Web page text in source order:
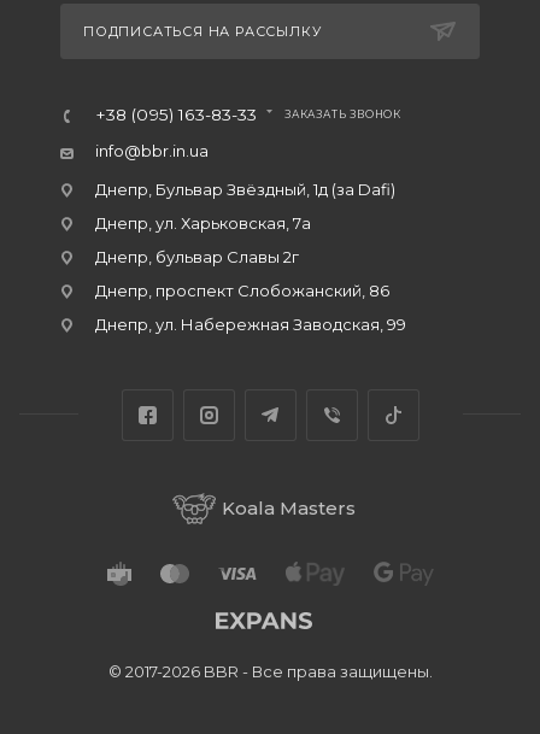
ПОДПИСАТЬСЯ НА РАССЫЛКУ
+38 (095) 163-83-33 ЗАКАЗАТЬ ЗВОНОК
info@bbr.in.ua
Днепр, Бульвар Звёздный, 1д (за Dafi)
Днепр, ул. Харьковская, 7а
Днепр, бульвар Славы 2г
Днепр, проспект Слобожанский, 86
Днепр, ул. Набережная Заводская, 99
Koala Masters
© 2017-2026 BBR - Все права защищены.